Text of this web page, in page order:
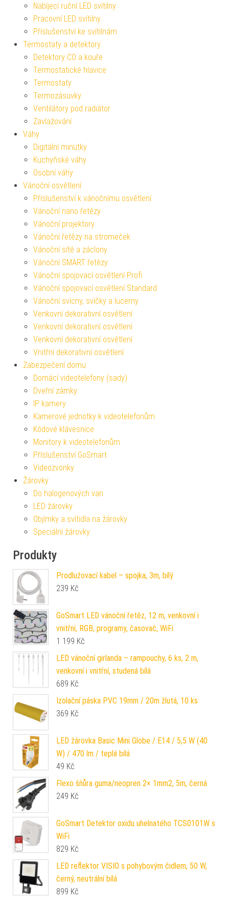
Nabíjecí ruční LED svítilny
Pracovní LED svítilny
Příslušenství ke svítilnám
Termostaty a detektory
Detektory CO a kouře
Termostatické hlavice
Termostaty
Termozásuvky
Ventilátory pod radiátor
Zavlažování
Váhy
Digitální minutky
Kuchyňské váhy
Osobní váhy
Vánoční osvětlení
Příslušenství k vánočnímu osvětlení
Vánoční nano řetězy
Vánoční projektory
Vánoční řetězy na stromeček
Vánoční sítě a záclony
Vánoční SMART řetězy
Vánoční spojovací osvětlení Profi
Vánoční spojovací osvětlení Standard
Vánoční svícny, svíčky a lucerny
Venkovní dekorativní osvětlení
Venkovní dekorativní osvětlení
Venkovní dekorativní osvětlení
Vnitřní dekorativní osvětlení
Zabezpečení domu
Domácí videotelefony (sady)
Dveřní zámky
IP kamery
Kamerové jednotky k videotelefonům
Kódové klávesnice
Monitory k videotelefonům
Příslušenství GoSmart
Videozvonky
Žárovky
Do halogenových van
LED žárovky
Objímky a svítidla na žárovky
Speciální žárovky
Produkty
Prodlužovací kabel – spojka, 3m, bílý
239 Kč
GoSmart LED vánoční řetěz, 12 m, venkovní i
vnitřní, RGB, programy, časovač, WiFi
1 199 Kč
LED vánoční girlanda – rampouchy, 6 ks, 2 m,
venkovní i vnitřní, studená bílá
689 Kč
Izolační páska PVC 19mm / 20m žlutá, 10 ks
369 Kč
LED žárovka Basic Mini Globe / E14 / 5,5 W (40
W) / 470 lm / teplá bílá
49 Kč
Flexo šňůra guma/neopren 2× 1mm2, 5m, černá
249 Kč
GoSmart Detektor oxidu uhelnatého TCS0101W s
WiFi
829 Kč
LED reflektor VISIO s pohybovým čidlem, 50 W,
černý, neutrální bílá
899 Kč